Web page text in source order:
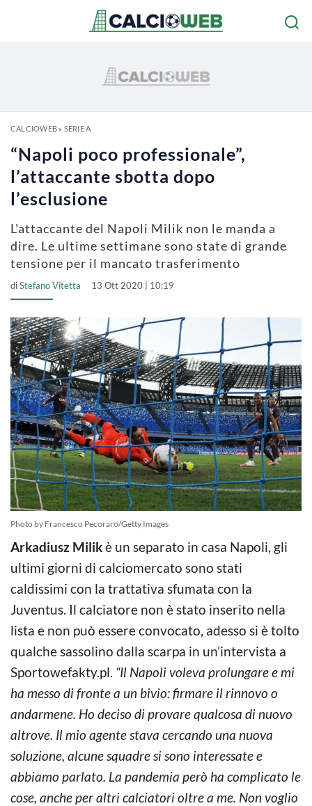
CALCIOWEB» SERIE A
“Napoli poco professionale”,
l’attaccante sbotta dopo
l’esclusione
L'attaccante del Napoli Milik non le manda a
dire. Le ultime settimane sono state di grande
tensione per il mancato trasferimento
diStefano Vitetta 13 Ott 2020 | 10:19
Photo by Francesco Pecoraro/Getty Images
Arkadiusz Milikè un separato in casa Napoli, gli
ultimi giorni di calciomercato sono stati
caldissimi con la trattativa sfumata con la
Juventus. Il calciatore non è stato inserito nella
lista e non può essere convocato, adesso si è tolto
qualche sassolino dalla scarpa in un’intervista a
Sportowefakty.pl. “Il Napoli voleva prolungare e mi
ha messo di fronte a un bivio: firmare il rinnovo o
andarmene. Ho deciso di provare qualcosa di nuovo
altrove. Il mio agente stava cercando una nuova
soluzione, alcune squadre si sono interessate e
abbiamo parlato. La pandemia però ha complicato le
cose, anche per altri calciatori oltre a me. Non voglio